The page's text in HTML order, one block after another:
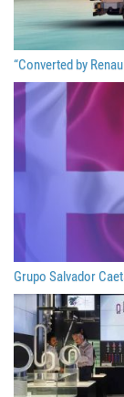
“Converted by
Grupo Salvador